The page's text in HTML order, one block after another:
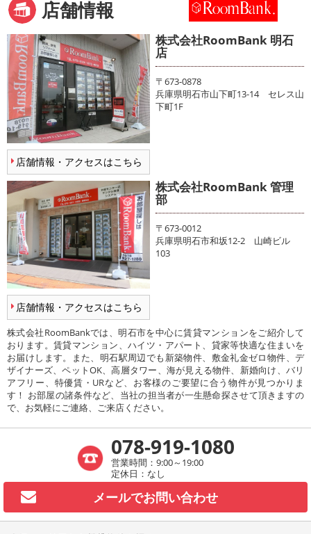
店舗情報
店舗情報・アクセスはこちら
株式会社RoomBank 明石
店
〒673-0878
兵庫県明石市山下町13-14 セレス山
下町1F
店舗情報・アクセスはこちら
株式会社RoomBank 管理
部
〒673-0012
兵庫県明石市和坂12-2 山崎ビル
103
株式会社RoomBankでは、明石市を中心に賃貸マンションをご紹介して
おります。賃貸マンション、ハイツ・アパート、貸家等快適な住まいを
お届けします。また、明石駅周辺でも新築物件、敷金礼金ゼロ物件、デ
ザイナーズ、ペットOK、高層タワー、海が見える物件、新婚向け、バリ
アフリー、特優賃・URなど、お客様のご要望に合う物件が見つかりま
す！ お部屋の諸条件など、当社の担当者が一生懸命探させて頂きますの
で、お気軽にご連絡、ご来店ください。
078-919-1080
営業時間：9:00～19:00
定休日：なし
メールでお問い合わせ